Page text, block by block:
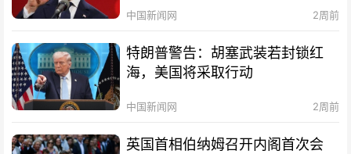
中国新闻网 2周前
特朗普警告：胡塞武装若封锁红
海，美国将采取行动
中国新闻网 2周前
英国首相伯纳姆召开内阁首次会